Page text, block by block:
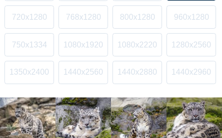
720x1280 768x1280 800x1280 960x1280
750x1334 1080x1920 1080x2220 1280x2560
1350x2400 1440x2560 1440x2880 1440x2960